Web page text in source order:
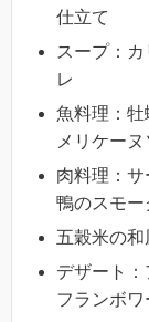
仕立て
スープ：
レ
魚料理：
メリケーヌ
肉料理：サ
鴨のスモ
五穀米の和
デザート
フランボ